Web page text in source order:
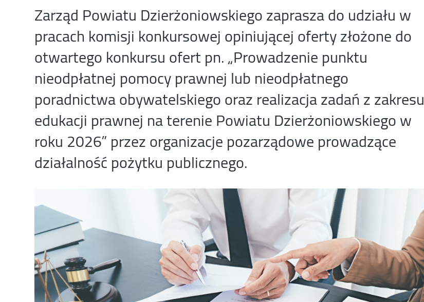
Zarząd Powiatu Dzierżoniowskiego zaprasza do udziału w
pracach komisji konkursowej opiniującej oferty złożone do
otwartego konkursu ofert pn. „Prowadzenie punktu
nieodpłatnej pomocy prawnej lub nieodpłatnego
poradnictwa obywatelskiego oraz realizacja zadań z zakresu
edukacji prawnej na terenie Powiatu Dzierżoniowskiego w
roku 2026” przez organizacje pozarządowe prowadzące
działalność pożytku publicznego.